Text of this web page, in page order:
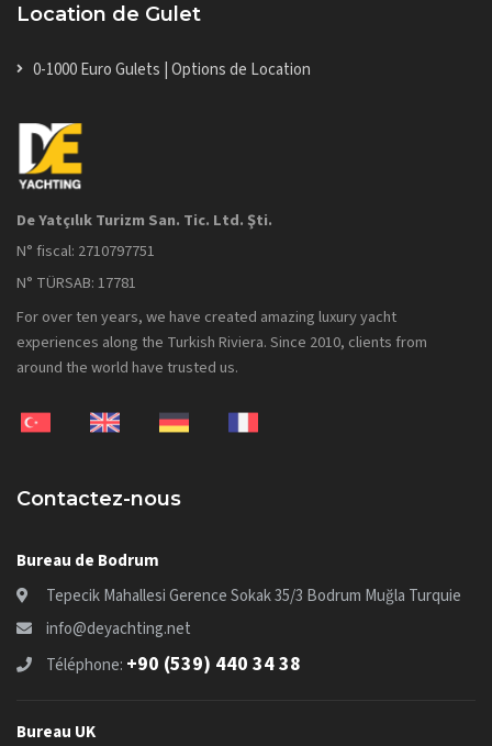
Location de Gulet
0-1000 Euro Gulets | Options de Location
De Yatçılık Turizm San. Tic. Ltd. Şti.
N° fiscal: 2710797751
N° TÜRSAB: 17781
For over ten years, we have created amazing luxury yacht
experiences along the Turkish Riviera. Since 2010, clients from
around the world have trusted us.
Contactez-nous
Bureau de Bodrum
Tepecik Mahallesi Gerence Sokak 35/3 Bodrum Muğla Turquie
info@deyachting.net
Téléphone: +90 (539) 440 34 38
Bureau UK